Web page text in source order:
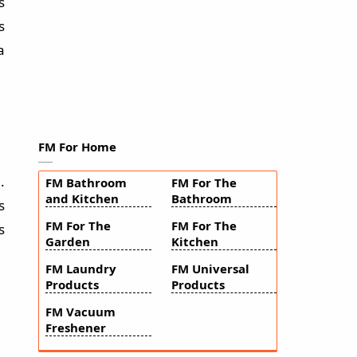
FM For Home
FM Bathroom
and Kitchen
FM For The
Bathroom
FM For The
Garden
FM For The
Kitchen
FM Laundry
Products
FM Universal
Products
FM Vacuum
Freshener